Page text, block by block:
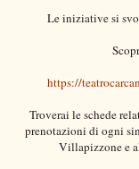
Le iniziative si
https://
Troverai le schede
prenotazioni di ogni
Villapizzone e